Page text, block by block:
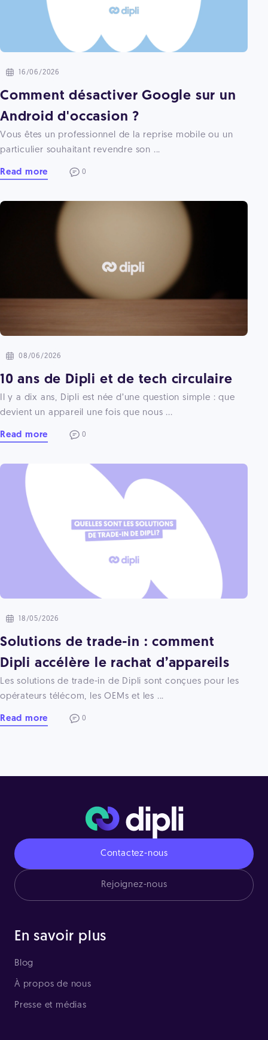
16/06/2026
Comment désactiver Google sur un
Android d'occasion ?
Vous êtes un professionnel de la reprise mobile ou un
particulier souhaitant revendre son ...
Read more 0
08/06/2026
10 ans de Dipli et de tech circulaire
Il y a dix ans, Dipli est née d’une question simple : que
devient un appareil une fois que nous ...
Read more 0
18/05/2026
Solutions de trade-in : comment
Dipli accélère le rachat d’appareils
Les solutions de trade-in de Dipli sont conçues pour les
opérateurs télécom, les OEMs et les ...
Read more 0
Contactez-nous
Rejoignez-nous
En savoir plus
Blog
À propos de nous
Presse et médias